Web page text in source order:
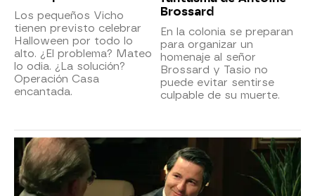
Los pequeños Vicho
tienen previsto celebrar
Halloween por todo lo
alto. ¿El problema? Mateo
lo odia. ¿La solución?
Operación Casa
encantada.
Brossard
En la colonia se preparan
para organizar un
homenaje al señor
Brossard y Tasio no
puede evitar sentirse
culpable de su muerte.